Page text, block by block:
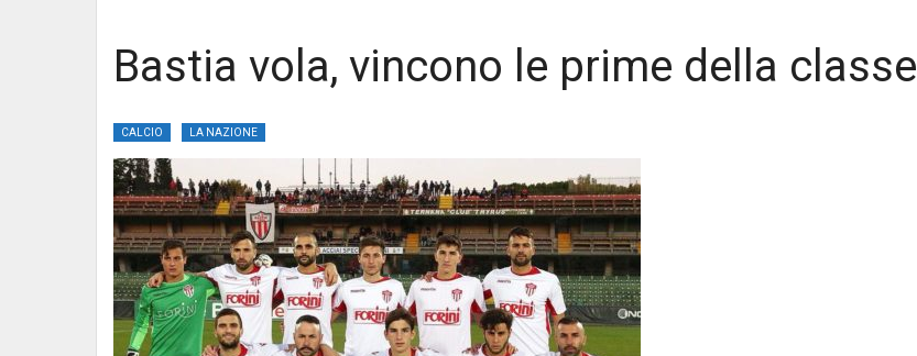
Bastia vola, vincono le prime della classe
CALCIO LA NAZIONE